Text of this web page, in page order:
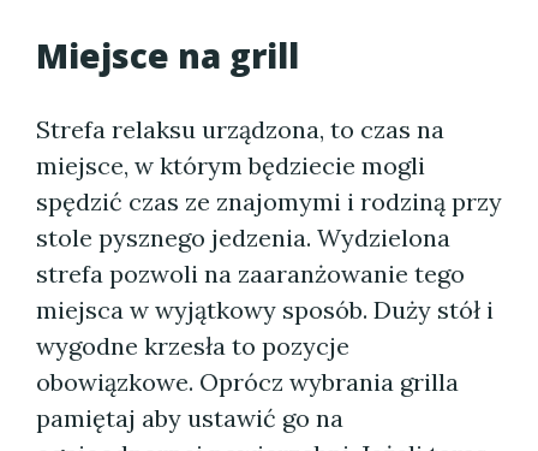
Miejsce na grill
Strefa relaksu urządzona, to czas na
miejsce, w którym będziecie mogli
spędzić czas ze znajomymi i rodziną przy
stole pysznego jedzenia. Wydzielona
strefa pozwoli na zaaranżowanie tego
miejsca w wyjątkowy sposób. Duży stół i
wygodne krzesła to pozycje
obowiązkowe. Oprócz wybrania grilla
pamiętaj aby ustawić go na